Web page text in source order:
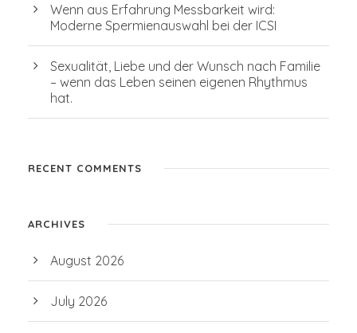
Wenn aus Erfahrung Messbarkeit wird:
Moderne Spermienauswahl bei der ICSI
Sexualität, Liebe und der Wunsch nach Familie
– wenn das Leben seinen eigenen Rhythmus
hat.
RECENT COMMENTS
ARCHIVES
August 2026
July 2026